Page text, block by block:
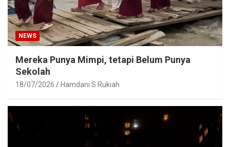
NEWS
Mereka Punya Mimpi, tetapi Belum Punya
Sekolah
18/07/2026 Hamdani S Rukiah